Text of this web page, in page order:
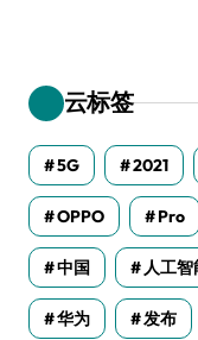
云标签
5G 2021
OPPO Pro
中国 人工智
华为 发布